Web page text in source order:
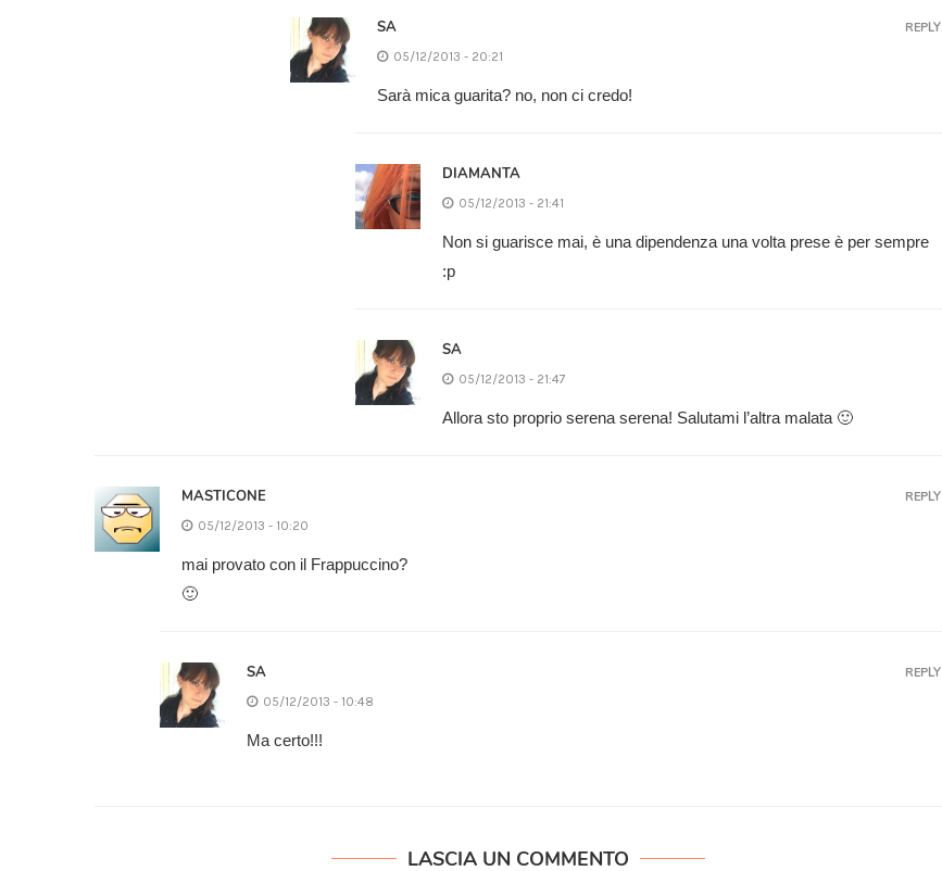
SA
05/12/2013 - 20:21
Sarà mica guarita? no, non ci credo!
REPLY
DIAMANTA
05/12/2013 - 21:41
Non si guarisce mai, è una dipendenza una volta prese è per sempre
:p
SA
05/12/2013 - 21:47
Allora sto proprio serena serena! Salutami l’altra malata 🙂
MASTICONE
05/12/2013 - 10:20
mai provato con il Frappuccino?
🙂
REPLY
SA
05/12/2013 - 10:48
Ma certo!!!
REPLY
LASCIA UN COMMENTO